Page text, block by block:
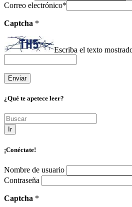
Correo electrónico*
Captcha *
Escriba el texto
¿Qué te apetece leer?
Ir
¡Conéctate!
Nombre de usuario
Contraseña
Captcha *